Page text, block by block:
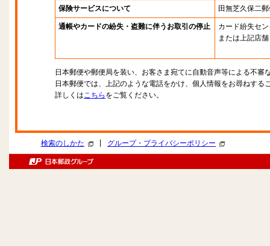
保険サービスについて 田無芝久保二
通帳やカードの紛失・盗難に伴うお取引の停止
カード紛失セ
または上記店舗
日本郵便や郵便局を装い、お客さま宛てに自動音声等による不審
日本郵便では、上記のような電話をかけ、個人情報をお尋ねする
詳しくはこちら をご覧ください。
検索のしかた グループ・プライバシーポリシー